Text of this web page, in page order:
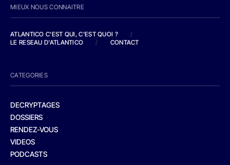
MIEUX NOUS CONNAITRE
ATLANTICO C'EST QUI, C'EST QUOI ?
/
LE RESEAU D'ATLANTICO
/ CONTACT
CATEGORIES
DECRYPTAGES
DOSSIERS
RENDEZ-VOUS
VIDEOS
PODCASTS